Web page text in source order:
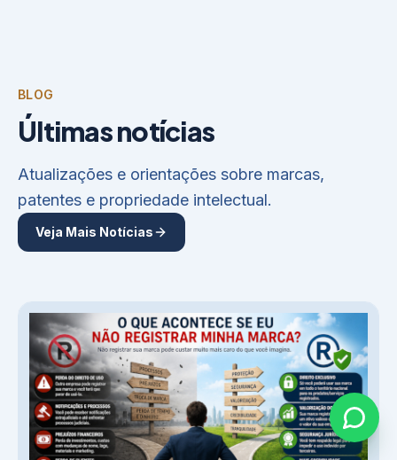
BLOG
Últimas notícias
Atualizações e orientações sobre marcas,
patentes e propriedade intelectual.
Veja Mais Notícias